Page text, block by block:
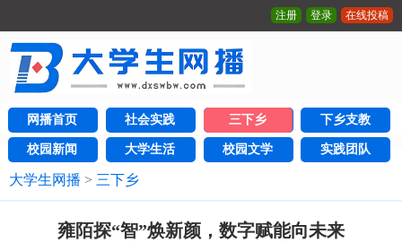
注册 登录 在线投稿
网播首页 社会实践 三下乡 下乡支教
校园新闻 大学生活 校园文学 实践团队
大学生网播 > 三下乡
雍陌探“智”焕新颜，数字赋能向未来